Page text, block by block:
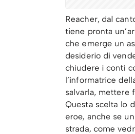
Reacher, dal
tiene pronta
che emerge un
desiderio di
chiudere i conti
l’informatrice
salvarla, mettere
Questa scelta lo
eroe, anche se
strada, come